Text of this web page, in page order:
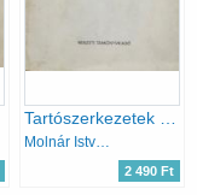
Molnár István, Szűcs Sándor, Dr. Szabó Lászlóné
2 490 Ft